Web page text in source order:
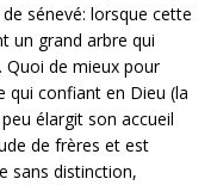
sénevé: lorsque cette
un grand arbre qui
Quoi de mieux pour
qui confiant en Dieu (la
élargit son accueil
de frères et est
sans distinction,